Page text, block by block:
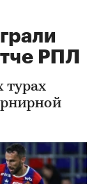
РПЛ
турах